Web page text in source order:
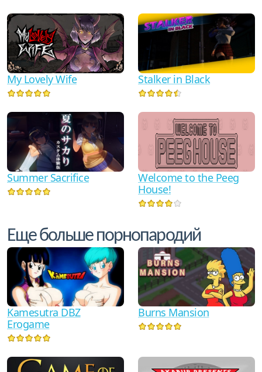
My Lovely Wife Stalker in Black
Summer Sacrifice
Welcome to the Peeg
House!
Еще больше порнопародий
Kamesutra DBZ
Erogame
Burns Mansion